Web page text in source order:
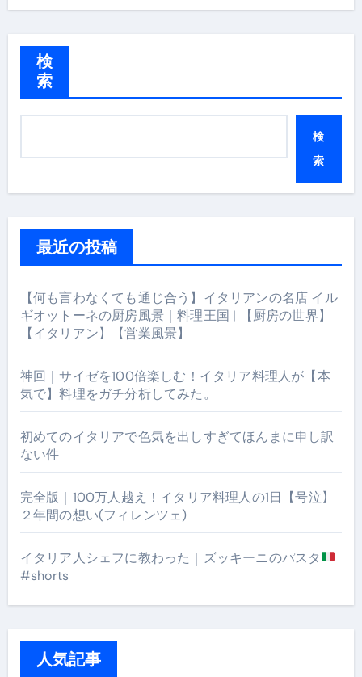
検
索
検
索
最近の投稿
【何も言わなくても通じ合う】イタリアンの名店 イル
ギオットーネの厨房風景｜料理王国 | 【厨房の世界】
【イタリアン】【営業風景】
神回｜サイゼを100倍楽しむ！イタリア料理人が【本
気で】料理をガチ分析してみた。
初めてのイタリアで色気を出しすぎてほんまに申し訳
ない件
完全版｜100万人越え！イタリア料理人の1日【号泣】
２年間の想い(フィレンツェ)
イタリア人シェフに教わった｜ズッキーニのパスタ
#shorts
人気記事